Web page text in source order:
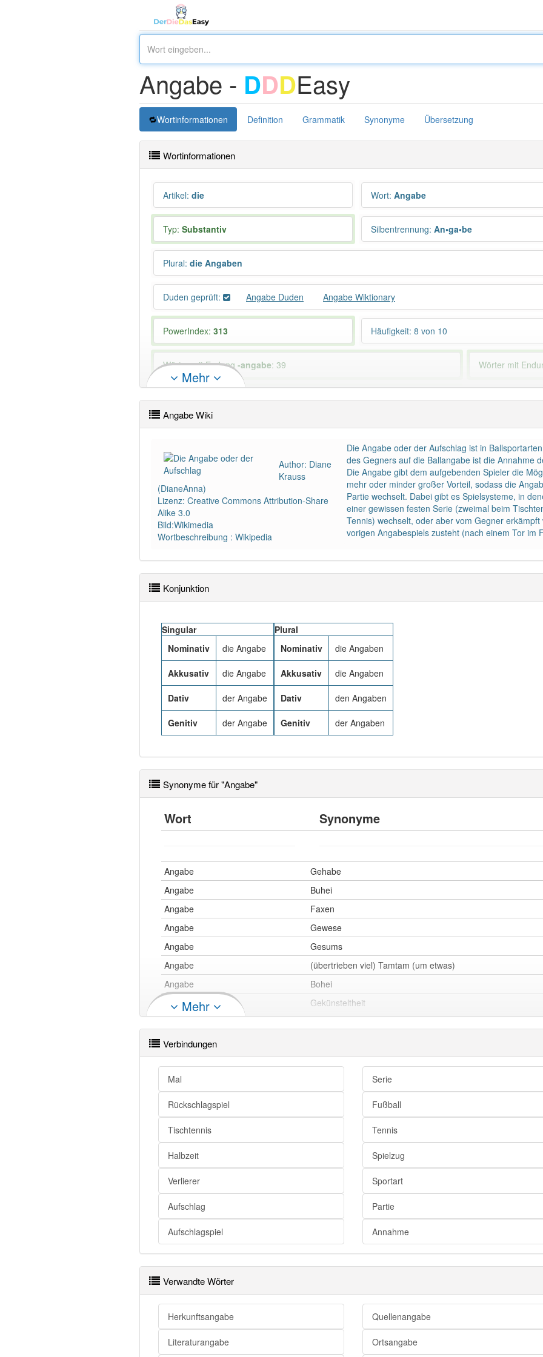
Angabe - DDDEasy
Wortinformationen Definition Grammatik Synonyme Übersetzung
Wortinformationen
Artikel: die Wort: Angabe
Typ: Substantiv Silbentrennung: An•ga•be
Plural: die Angaben
Duden geprüft: Angabe Duden Angabe Wiktionary
PowerIndex: 313 Häufigkeit: 8 von 10
Wörter mit Endung -angabe: 39 Wörter mit
97% unserer Spielapp-Nutzer haben den Artikel korrekt erraten.
Mehr
Angabe Wiki
Author: Diane
Krauss
(DianeAnna)
Lizenz: Creative Commons Attribution-Share
Alike 3.0
Bild:Wikimedia
Wortbeschreibung : Wikipedia
Die Angabe oder der Aufschlag ist in
des Gegners auf die Ballangabe ist die Annahme
Die Angabe gibt dem aufgebenden Spieler die
mehr oder minder großer Vorteil, sodass die
Partie wechselt. Dabei gibt es Spielsysteme, in
einer gewissen festen Serie (zweimal beim
Tennis) wechselt, oder aber vom Gegner
vorigen Angabespiels zusteht (nach einem Tor im
Konjunktion
Singular
Nominativ
die Angabe
Akkusativ die Angabe
Dativ der Angabe
Genitiv der Angabe
Plural
Nominativ
die Angaben
Akkusativ die Angaben
Dativ den Angaben
Genitiv der Angaben
Synonyme für "Angabe"
Wort Synonyme
Angabe
Gehabe
Angabe
Buhei
Angabe
Faxen
Angabe
Gewese
Angabe
Gesums
Angabe
(übertrieben viel) Tamtam (um etwas)
Angabe
Bohei
Angabe
Gekünsteltheit
Angabe
Angabe
Geziere
Angabe
Angabe
Affigkeit
Angabe
Angabe openthesaurus
Mehr
Verbindungen
Mal Serie
Rückschlagspiel Fußball
Tischtennis Tennis
Halbzeit Spielzug
Verlierer Sportart
Aufschlag Partie
Aufschlagspiel Annahme
Verwandte Wörter
Herkunftsangabe Quellenangabe
Literaturangabe Ortsangabe